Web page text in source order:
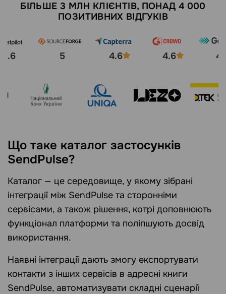
БІЛЬШЕ 3 МЛН КЛІЄНТІВ, ПОНАД 4 000
ПОЗИТИВНИХ ВІДГУКІВ
4.6 5 4.6 4.6
Що таке каталог застосунків
SendPulse?
Каталог — це середовище, у якому зібрані
інтеграції між SendPulse та сторонніми
сервісами, а також рішення, котрі доповнюють
функціонал платформи та поліпшують досвід
використання.
Наявні інтеграції дають змогу експортувати
контакти з інших сервісів в адресні книги
SendPulse, автоматизувати складні сценарії